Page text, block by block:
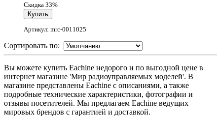
Скидка 33%
Артикул: mrc-0011025
Сортировать по:
Вы можете купить Eachine недорого и по выгодной цене в
интернет магазине 'Мир радиоуправляемых моделей'. В
магазине представлены Eachine с описаниями, а также
подробные технические характеристики, фотографии и
отзывы посетителей. Мы предлагаем Eachine ведущих
мировых брендов с гарантией и доставкой.